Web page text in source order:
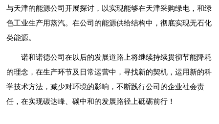
与天津的能源公司开展探讨，以实现能够在天津采购绿电，和绿
色工业生产用蒸汽。在公司的能源供给结构中，彻底实现无石化
类能源。
诺和诺德公司在以后的发展道路上将继续持续贯彻节能降耗
的理念，在生产环节及日常运营中，寻找新的契机，运用新的科
学技术方法，减少对环境的影响，不断践行公司的企业社会责
任，在实现碳达峰、碳中和的发展路径上砥砺前行！